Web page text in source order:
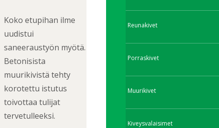
Reunakivet
Porraskivet
Muurikivet
Kiveysvalaisimet
Koko etupihan ilme
uudistui
saneeraustyön myötä.
Betonisista
muurikivistä tehty
korotettu istutus
toivottaa tulijat
tervetulleeksi.